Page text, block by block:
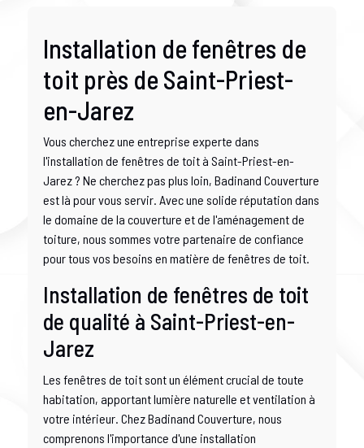
Installation de fenêtres de
toit près de Saint-Priest-
en-Jarez
Vous cherchez une entreprise experte dans
l'installation de fenêtres de toit à Saint-Priest-en-
Jarez ? Ne cherchez pas plus loin, Badinand Couverture
est là pour vous servir. Avec une solide réputation dans
le domaine de la couverture et de l'aménagement de
toiture, nous sommes votre partenaire de confiance
pour tous vos besoins en matière de fenêtres de toit.
Installation de fenêtres de toit
de qualité à Saint-Priest-en-
Jarez
Les fenêtres de toit sont un élément crucial de toute
habitation, apportant lumière naturelle et ventilation à
votre intérieur. Chez Badinand Couverture, nous
comprenons l'importance d'une installation